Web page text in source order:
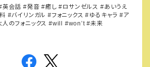
英会話 #発音 #癒し #ロサンゼルス #あいうえ
#バイリンガル #フォニックス # ゆるキャラ #ア
人のフォニックス #will #won’t #未来